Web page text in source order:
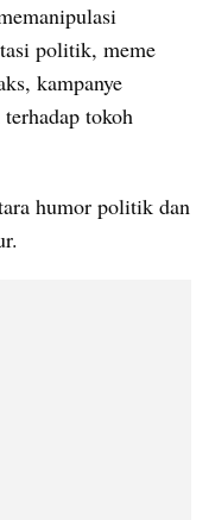
politik, meme
kampanye
tokoh
humor politik dan